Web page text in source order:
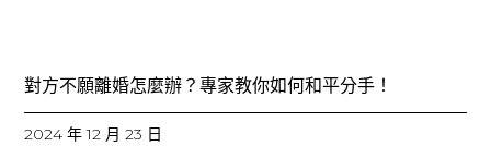
對方不願離婚怎麼辦？專家教你如何和平分手！
2024 年 12 月 23 日